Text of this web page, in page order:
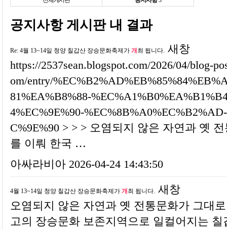
공지사항 게시판 내 결과
Re: 4월 13~14일 청양 칠갑산 장승문화축제가 개 최 됩니다. 새창
https://2537sean.blogspot.com/2026/04/blog-
om/entry/
81%EA%B8%88-
4%EC%9E%90-
C%9E%90 > > > 오염되지 않은 자연과 옛
를 이뤄 한국 …
아싸라비아 2026-04-24 14:43:50
4월 13~14일 청양 칠갑산 장승문화축제가 개 최 됩니다. 새창
오염되지 않은 자연과 옛 전통문화가 그대
고의 장승문화 보존지역으로 일컬어지는